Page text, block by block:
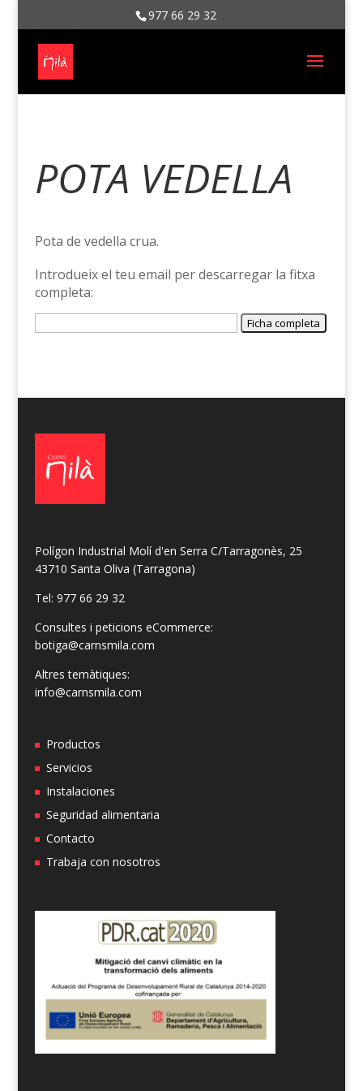
977 66 29 32
POTA VEDELLA
Pota de vedella crua.
Introdueix el teu email per descarregar la fitxa
completa:
Polígon Industrial Molí d'en Serra C/Tarragonès, 25
43710 Santa Oliva (Tarragona)
Tel: 977 66 29 32
Consultes i peticions eCommerce:
botiga@carnsmila.com
Altres temàtiques:
info@carnsmila.com
Productos
Servicios
Instalaciones
Seguridad alimentaria
Contacto
Trabaja con nosotros